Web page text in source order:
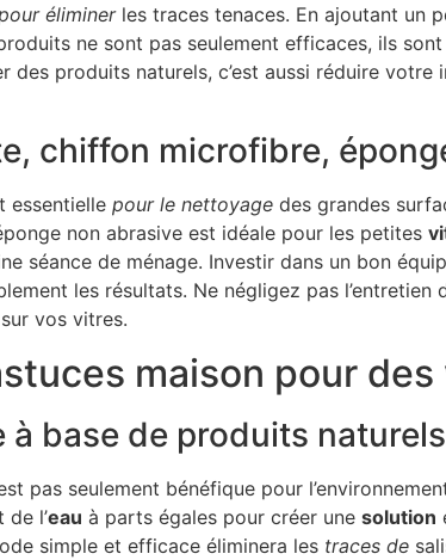
éliminerles traces tenaces. En ajoutant un
ne sont pas seulement efficaces, ils
des produits naturels, c’est aussi réduire
chiffon microfibre,
essentielle pour le nettoyage des grandes
non abrasive est idéale pour les petites
séance de ménage. Investir dans un bon
les résultats. Ne négligez pas
vos vitres.
maison pour
base de produits naturels
pas seulement bénéfique pour
de l’eau à parts égales pour créer une solution
simple et efficace éliminera les traces de